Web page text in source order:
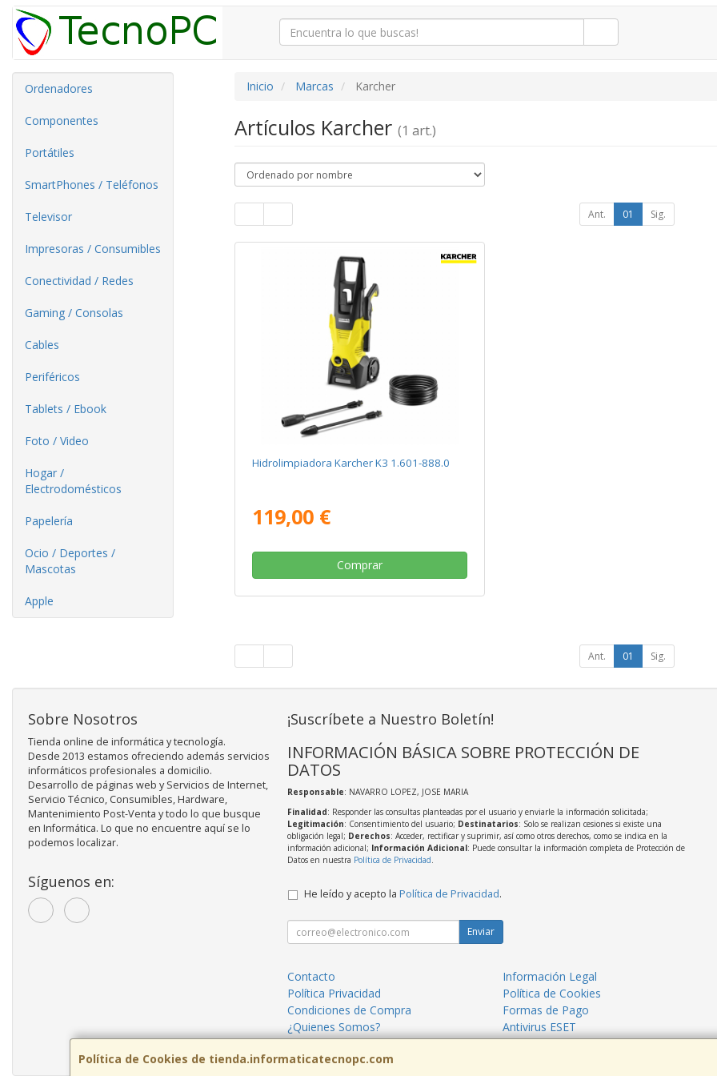
Ordenadores
Componentes
Portátiles
SmartPhones / Teléfonos
Televisor
Impresoras / Consumibles
Conectividad / Redes
Gaming / Consolas
Cables
Periféricos
Tablets / Ebook
Foto / Video
Hogar /
Electrodomésticos
Papelería
Ocio / Deportes /
Mascotas
Apple
Inicio Marcas Karcher
Artículos Karcher (1 art.)
Ant. 01 Sig.
Hidrolimpiadora Karcher K3 1.601-888.0
119,00 €
Comprar
Ant. 01 Sig.
Política de Cookies de tienda.informaticatecnopc.com
Sobre Nosotros
Tienda online de informática y tecnología.
Desde 2013 estamos ofreciendo además servicios
informáticos profesionales a domicilio.
Desarrollo de páginas web y Servicios de Internet,
Servicio Técnico, Consumibles, Hardware,
Mantenimiento Post-Venta y todo lo que busque
en Informática. Lo que no encuentre aquí se lo
podemos localizar.
Síguenos en:
¡Suscríbete a Nuestro Boletín!
INFORMACIÓN BÁSICA SOBRE PROTECCIÓN DE
DATOS
Responsable: NAVARRO LOPEZ, JOSE MARIA
Finalidad: Responder las consultas planteadas por el usuario y enviarle la información solicitada;
Legitimación: Consentimiento del usuario; Destinatarios: Solo se realizan cesiones si existe una
obligación legal; Derechos: Acceder, rectificar y suprimir, así como otros derechos, como se indica en la
información adicional; Información Adicional: Puede consultar la información completa de Protección de
Datos en nuestra Política de Privacidad.
He leído y acepto la Política de Privacidad.
Enviar
Contacto
Información Legal
Política Privacidad
Política de Cookies
Condiciones de Compra
Formas de Pago
¿Quienes Somos?
Antivirus ESET
Servicios informáticos Mazarrón
Blog TecnoPC